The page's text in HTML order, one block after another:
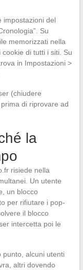
impostazioni del
Su
memorizzati nella
di tutti i siti. Su
in Impostazioni >
(chiudere
di riprovare ad
la
risiede nella
Un utente
un blocco
per rifiutare i pop-
il blocco
intercetta poi le
punto, alcuni utenti
altri dovendo